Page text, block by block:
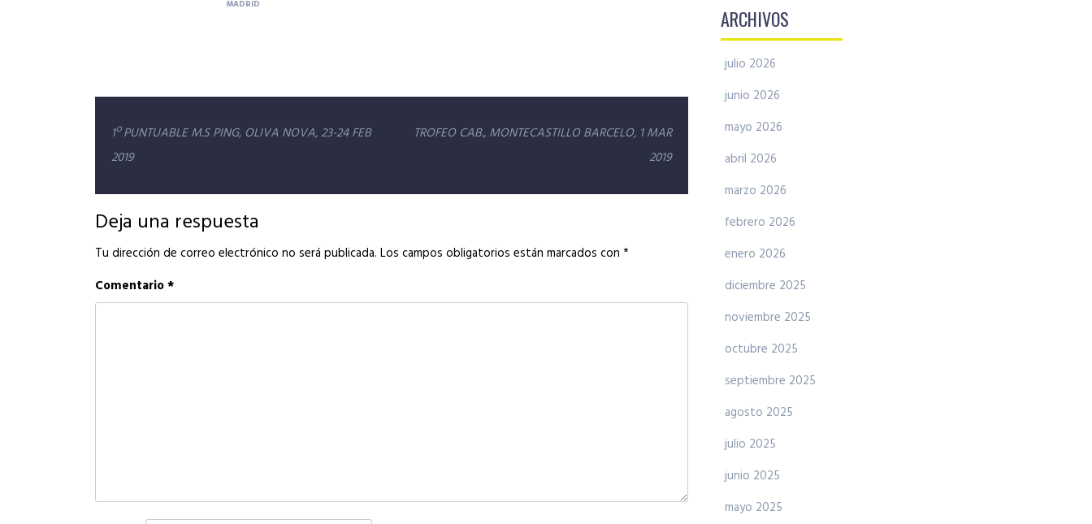
MADRID
Navegación
de
entradas
1º PUNTUABLE M.S PING, OLIVA NOVA, 23-24 FEB
2019
TROFEO CAB., MONTECASTILLO BARCELO, 1 MAR
2019
Deja una respuesta
Tu dirección de correo electrónico no será publicada. Los campos obligatorios están marcados con *
Comentario*
ARCHIVOS
julio 2026
junio 2026
mayo 2026
abril 2026
marzo 2026
febrero 2026
enero 2026
diciembre 2025
noviembre 2025
octubre 2025
septiembre 2025
agosto 2025
julio 2025
junio 2025
mayo 2025